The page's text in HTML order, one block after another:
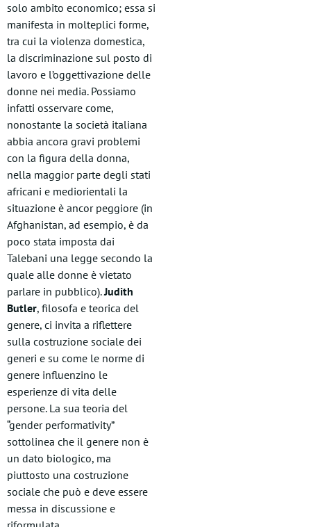
solo ambito economico; essa si
manifesta in molteplici forme,
tra cui la violenza domestica,
la discriminazione sul posto di
lavoro e l’oggettivazione delle
donne nei media. Possiamo
infatti osservare come,
nonostante la società italiana
abbia ancora gravi problemi
con la figura della donna,
nella maggior parte degli stati
africani e mediorientali la
situazione è ancor peggiore (in
Afghanistan, ad esempio, è da
poco stata imposta dai
Talebani una legge secondo la
quale alle donne è vietato
parlare in pubblico).Judith
Butler, filosofa e teorica del
genere, ci invita a riflettere
sulla costruzione sociale dei
generi e su come le norme di
genere influenzino le
esperienze di vita delle
persone. La sua teoria del
“gender performativity”
sottolinea che il genere non è
un dato biologico, ma
piuttosto una costruzione
sociale che può e deve essere
messa in discussione e